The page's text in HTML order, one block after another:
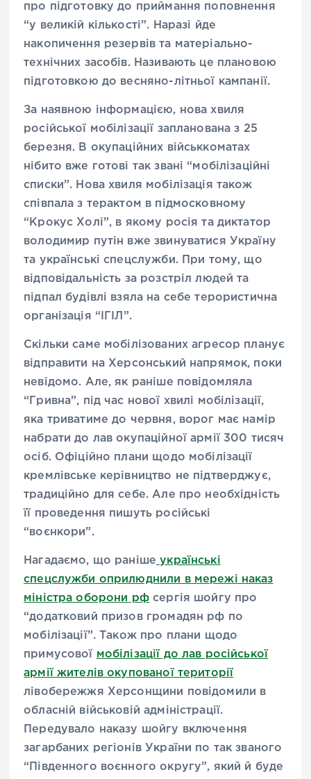
про підготовку до приймання поповнення
“у великій кількості”. Наразі йде
накопичення резервів та матеріально-
технічних засобів. Називають це плановою
підготовкою до весняно-літньої кампанії.
За наявною інформацією, нова хвиля
російської мобілізації запланована з 25
березня. В окупаційних військкоматах
нібито вже готові так звані “мобілізаційні
списки”. Нова хвиля мобілізація також
співпала з терактом в підмосковному
“Крокус Холі”, в якому росія та диктатор
володимир путін вже звинуватися Україну
та українські спецслужби. При тому, що
відповідальність за розстріл людей та
підпал будівлі взяла на себе терористична
організація “ІГІЛ”.
Скільки саме мобілізованих агресор планує
відправити на Херсонський напрямок, поки
невідомо. Але, як раніше повідомляла
“Гривна”, під час нової хвилі мобілізації,
яка триватиме до червня, ворог має намір
набрати до лав окупаційної армії 300 тисяч
осіб. Офіційно плани щодо мобілізації
кремлівське керівництво не підтверджує,
традиційно для себе. Але про необхідність
її проведення пишуть російські
“воєнкори”.
Нагадаємо, що раніше українські
спецслужби оприлюднили в мережі наказ
міністра оборони рфсергія шойгу про
“додатковий призов громадян рф по
мобілізації”. Також про плани щодо
примусової мобілізації до лав російської
армії жителів окупованої території
лівобережжя Херсонщини повідомили в
обласній військовій адміністрації.
Передувало наказу шойгу включення
загарбаних регіонів України по так званого
“Південного воєнного округу”, який й буде